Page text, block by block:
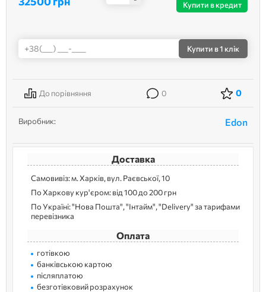
Купити в кредит
Купити в 1 клік
До порівняння 0 0
Виробник: Edon
Доставка
Самовивіз: м. Харків, вул. Раєвської, 10
По Харкову кур'єром: від 100 до 200 грн
По Україні: "Нова Пошта", "Інтайм", "Delivery" за тарифами
перевізника
Оплата
готівкою
банківською картою
післяплатою
безготівковий розрахунок